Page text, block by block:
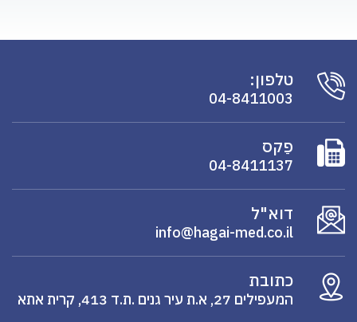
טלפון:
04-8411003
פַקס
04-8411137
דוא"ל
info@hagai-med.co.il
כתובת
המעפילים 27, א.ת עיר גנים .ת.ד 413, קרית אתא